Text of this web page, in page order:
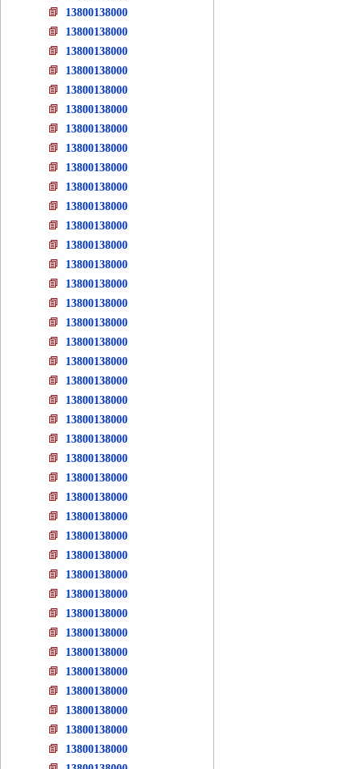
13800138000
13800138000
13800138000
13800138000
13800138000
13800138000
13800138000
13800138000
13800138000
13800138000
13800138000
13800138000
13800138000
13800138000
13800138000
13800138000
13800138000
13800138000
13800138000
13800138000
13800138000
13800138000
13800138000
13800138000
13800138000
13800138000
13800138000
13800138000
13800138000
13800138000
13800138000
13800138000
13800138000
13800138000
13800138000
13800138000
13800138000
13800138000
13800138000